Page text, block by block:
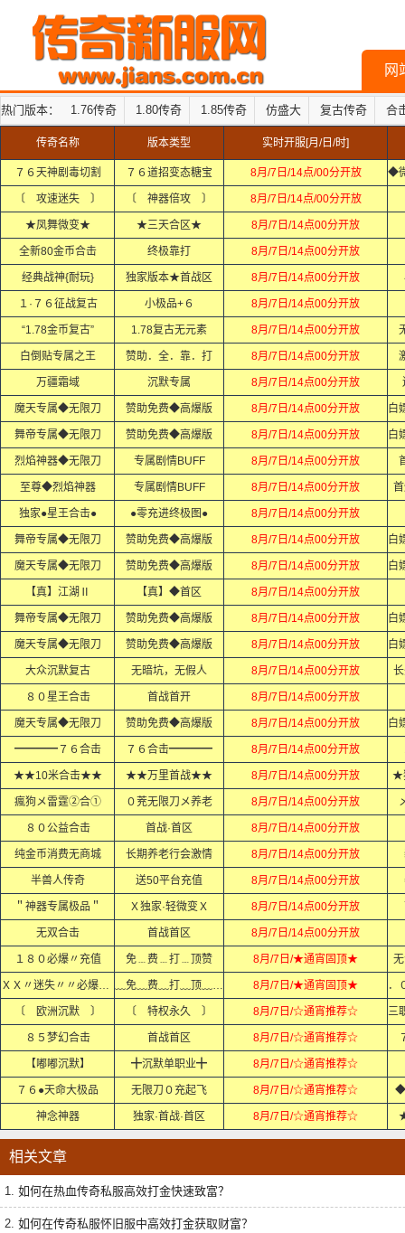
网
热门版本： 1.76传奇 1.80传奇 1.85传奇 仿盛大 复古传奇 合
传奇名称 版本类型 实时开服[月/日/时]
７６天神剧毒切割 ７６道招变态糖宝 8月/7日/14点/00分开放
〔 攻速迷失 〕 〔 神器倍攻 〕 8月/7日/14点/00分开放
★凤舞微变★ ★三天合区★ 8月/7日/14点00分开放
全新80金币合击 终极靠打 8月/7日/14点00分开放
经典战神{耐玩} 独家版本★首战区 8月/7日/14点00分开放
１·７６征战复古 小极品+６ 8月/7日/14点00分开放
“1.78金币复古” 1.78复古无元素 8月/7日/14点00分开放
白倒贴专属之王 赞助．全．靠．打 8月/7日/14点00分开放
万疆霜域 沉默专属 8月/7日/14点00分开放
魔天专属◆无限刀 赞助免费◆高爆版 8月/7日/14点00分开放
舞帝专属◆无限刀 赞助免费◆高爆版 8月/7日/14点00分开放
烈焰神器◆无限刀 专属剧情BUFF 8月/7日/14点00分开放
至尊◆烈焰神器 专属剧情BUFF 8月/7日/14点00分开放
独家●星王合击● ●零充进终极图● 8月/7日/14点00分开放
舞帝专属◆无限刀 赞助免费◆高爆版 8月/7日/14点00分开放
魔天专属◆无限刀 赞助免费◆高爆版 8月/7日/14点00分开放
【真】江湖Ⅱ 【真】◆首区 8月/7日/14点00分开放
舞帝专属◆无限刀 赞助免费◆高爆版 8月/7日/14点00分开放
魔天专属◆无限刀 赞助免费◆高爆版 8月/7日/14点00分开放
大众沉默复古 无暗坑，无假人 8月/7日/14点00分开放
８０星王合击 首战首开 8月/7日/14点00分开放
魔天专属◆无限刀 赞助免费◆高爆版 8月/7日/14点00分开放
━━━━７６合击 ７６合击━━━━ 8月/7日/14点00分开放
★★10米合击★★ ★★万里首战★★ 8月/7日/14点00分开放 ★
瘋狗メ雷霆②合① ０茺无限刀メ养老 8月/7日/14点00分开放
８０公益合击 首战·首区 8月/7日/14点00分开放
纯金币消费无商城 长期养老行会激情 8月/7日/14点00分开放
半兽人传奇 送50平台充值 8月/7日/14点00分开放
＂神器专属极品＂ Ｘ独家·轻微变Ｘ 8月/7日/14点00分开放
无双合击 首战首区 8月/7日/14点00分开放
１８０必爆〃充值 免﹍费﹍打﹍顶赞 8月/7日/★通宵固顶★
ＸＸ〃迷失〃〃必爆充值ＸＸ ﹏免﹏费﹏打﹏顶﹏赞﹏ 8月/7日/★通宵固顶★
〔 欧洲沉默 〕 〔 特权永久 〕 8月/7日/☆通宵推荐☆
８５梦幻合击 首战首区 8月/7日/☆通宵推荐☆
【嘟嘟沉默】 ╋沉默单职业╋ 8月/7日/☆通宵推荐☆
７６●天命大极品 无限刀０充起飞 8月/7日/☆通宵推荐☆ ◆
神念神器 独家·首战·首区 8月/7日/☆通宵推荐☆
相关文章
1. 如何在热血传奇私服高效打金快速致富？
2. 如何在传奇私服怀旧服中高效打金获取财富？